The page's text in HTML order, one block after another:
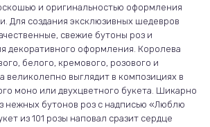
и оригинальностью оформления
Для создания эксклюзивных шедевров
свежие бутоны роз и
декоративного оформления. Королева
белого, кремового, розового и
великолепно выглядит в композициях в
моно или двухцветного букета. Шикарно
нежных бутонов роз с надписью «Люблю
из 101 розы наповал сразит сердце